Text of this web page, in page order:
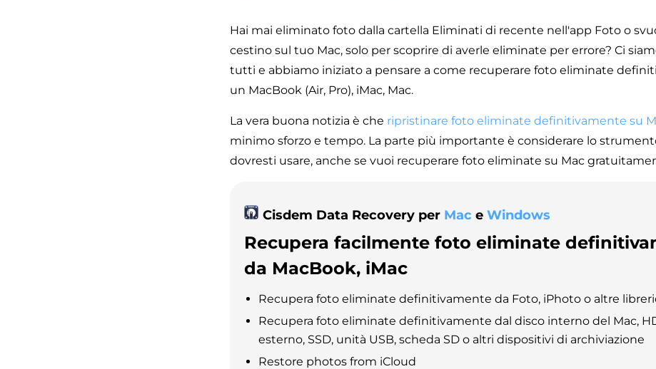
Hai mai eliminato foto dalla cartella Eliminati di recente nell'app Foto o
cestino sul tuo Mac, solo per scoprire di averle eliminate per errore? Ci
tutti e abbiamo iniziato a pensare a come recuperare foto eliminate
un MacBook (Air, Pro), iMac, Mac.
La vera buona notizia è che ripristinare foto eliminate definitivamente su
minimo sforzo e tempo. La parte più importante è considerare lo
dovresti usare, anche se vuoi recuperare foto eliminate su Mac
Cisdem Data Recovery per Mac e Windows
Recupera facilmente foto eliminate
da MacBook, iMac
Recupera foto eliminate definitivamente da Foto, iPhoto o altre
Recupera foto eliminate definitivamente dal disco interno del Mac,
esterno, SSD, unità USB, scheda SD o altri dispositivi di archiviazione
Restore photos from iCloud